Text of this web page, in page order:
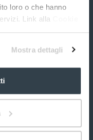
loro o che hanno
Link alla
Mostra dettagli